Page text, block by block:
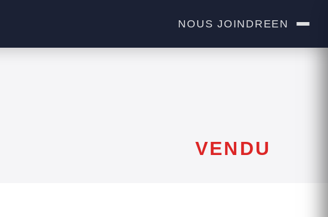
NOUS JOINDREEN
VENDU